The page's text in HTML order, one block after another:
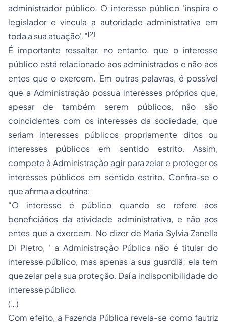
administrador público. O interesse público 'inspira o
legislador e vincula a autoridade administrativa em
toda a sua atuação'.”[2]
É importante ressaltar, no entanto, que o interesse
público está relacionado aos administrados e não aos
entes que o exercem. Em outras palavras, é possível
que a Administração possua interesses próprios que,
apesar de também serem públicos, não são
coincidentes com os interesses da sociedade, que
seriam interesses públicos propriamente ditos ou
interesses públicos em sentido estrito. Assim,
compete à Administração agir para zelar e proteger os
interesses públicos em sentido estrito. Confira-se o
que afirma a doutrina:
“O interesse é público quando se refere aos
beneficiários da atividade administrativa, e não aos
entes que a exercem. No dizer de Maria Sylvia Zanella
Di Pietro, ' a Administração Pública não é titular do
interesse público, mas apenas a sua guardiã; ela tem
que zelar pela sua proteção. Daí a indisponibilidade do
interesse público.
(…)
Com efeito, a Fazenda Pública revela-se como fautriz